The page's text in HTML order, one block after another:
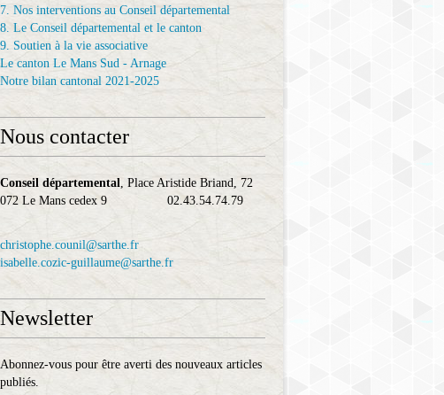
7. Nos interventions au Conseil départemental
8. Le Conseil départemental et le canton
9. Soutien à la vie associative
Le canton Le Mans Sud - Arnage
Notre bilan cantonal 2021-2025
Nous contacter
Conseil départemental, Place Aristide Briand, 72
072 Le Mans cedex 9 02.43.54.74.79
christophe.counil@sarthe.fr
isabelle.cozic-guillaume@sarthe.fr
Newsletter
Abonnez-vous pour être averti des nouveaux articles
publiés.